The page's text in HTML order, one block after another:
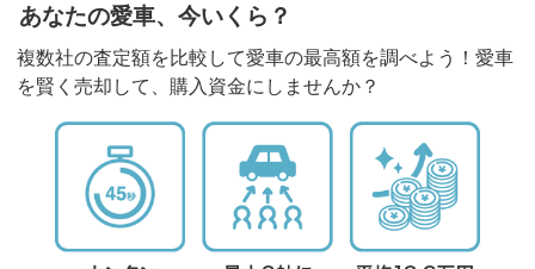
あなたの愛車、今いくら？
複数社の査定額を比較して愛車の最高額を調べよう！愛車
を賢く売却して、購入資金にしませんか？